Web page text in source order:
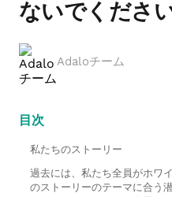
ないでください
Adaloチーム
目次
私たちのストーリー
過去には、私たち全員がホワ
のストーリーのテーマに合う